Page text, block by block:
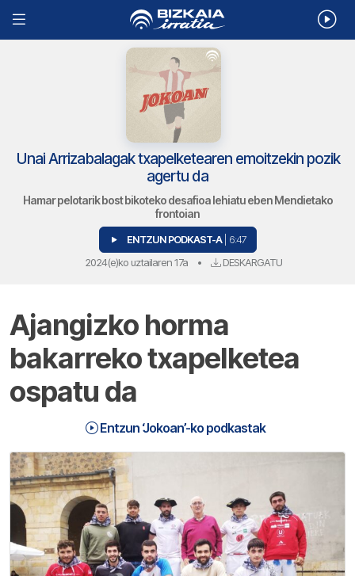
Unai Arrizabalagak txapelketearen emoitzekin pozik
agertu da
Hamar pelotarik bost bikoteko desafioa lehiatu eben Mendietako
frontoian
ENTZUN PODKAST-A | 6:47
2024(e)ko uztailaren 17a • DESKARGATU
Ajangizko horma
bakarreko txapelketea
ospatu da
Entzun ‘Jokoan’-ko podkastak